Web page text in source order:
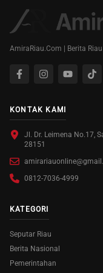
AmiraRiau.Com | Berita
KONTAK KAMI
Jl. Dr. Leimena No.17,
28151
0812-7036-4999
KATEGORI
Seputar Riau
Berita Nasional
Pemerintahan